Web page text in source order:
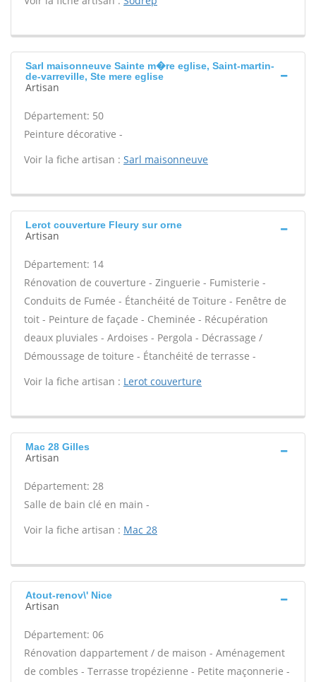
Sarl maisonneuve Sainte m�re eglise, Saint-martin-
de-varreville, Ste mere eglise
Artisan
Département: 50
Peinture décorative -
Voir la fiche artisan : Sarl maisonneuve
Lerot couverture Fleury sur orne
Artisan
Département: 14
Rénovation de couverture - Zinguerie - Fumisterie -
Conduits de Fumée - Étanchéité de Toiture - Fenêtre de
toit - Peinture de façade - Cheminée - Récupération
deaux pluviales - Ardoises - Pergola - Décrassage /
Démoussage de toiture - Étanchéité de terrasse -
Voir la fiche artisan : Lerot couverture
Mac 28 Gilles
Artisan
Département: 28
Salle de bain clé en main -
Voir la fiche artisan : Mac 28
Atout-renov\' Nice
Artisan
Département: 06
Rénovation dappartement / de maison - Aménagement
de combles - Terrasse tropézienne - Petite maçonnerie -